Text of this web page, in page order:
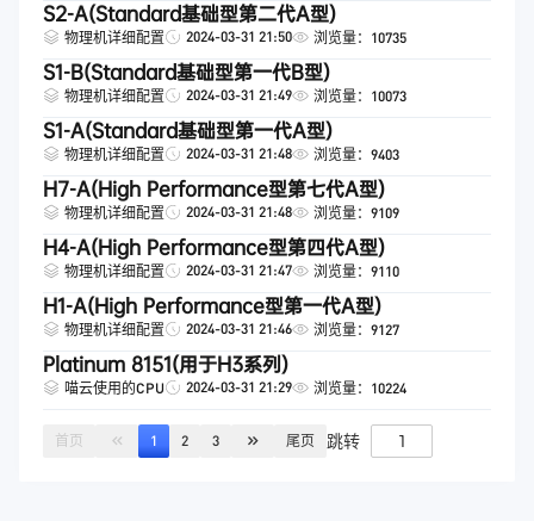
S2-A(Standard基础型第二代A型)
物理机详细配置 2024-03-31 21:50 浏览量：10735
S1-B(Standard基础型第一代B型)
物理机详细配置 2024-03-31 21:49 浏览量：10073
S1-A(Standard基础型第一代A型)
物理机详细配置 2024-03-31 21:48 浏览量：9403
H7-A(High Performance型第七代A型)
物理机详细配置 2024-03-31 21:48 浏览量：9109
H4-A(High Performance型第四代A型)
物理机详细配置 2024-03-31 21:47 浏览量：9110
H1-A(High Performance型第一代A型)
物理机详细配置 2024-03-31 21:46 浏览量：9127
Platinum 8151(用于H3系列)
喵云使用的CPU 2024-03-31 21:29 浏览量：10224
首页 1 2 3 尾页 跳转